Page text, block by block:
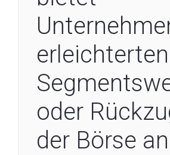
erleichterten
oder
der Börse an